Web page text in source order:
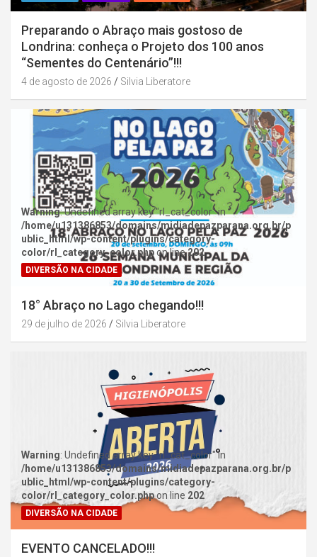
Preparando o Abraço mais gostoso de
Londrina: conheça o Projeto dos 100 anos
“Sementes do Centenário”!!!
4 de agosto de 2026 Silvia Liberatore
Warning: Undefined array key "rl_cat_color" in
/home/u131386853/domains/midiadepazparana.org.br/p
ublic_html/wp-content/plugins/category-
color/rl_category_color.phpon line202
DIVERSÃO NA CIDADE
18° Abraço no Lago chegando!!!
29 de julho de 2026 Silvia Liberatore
Warning: Undefined array key "rl_cat_color" in
/home/u131386853/domains/midiadepazparana.org.br/p
ublic_html/wp-content/plugins/category-
color/rl_category_color.phpon line 202
DIVERSÃO NA CIDADE
EVENTO CANCELADO!!!